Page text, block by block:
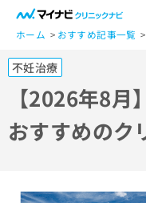
ホーム おすすめ記事一覧
不妊治療
【2026年8
おすすめのク
一
般
ー
ザ
ー
の
方
ち